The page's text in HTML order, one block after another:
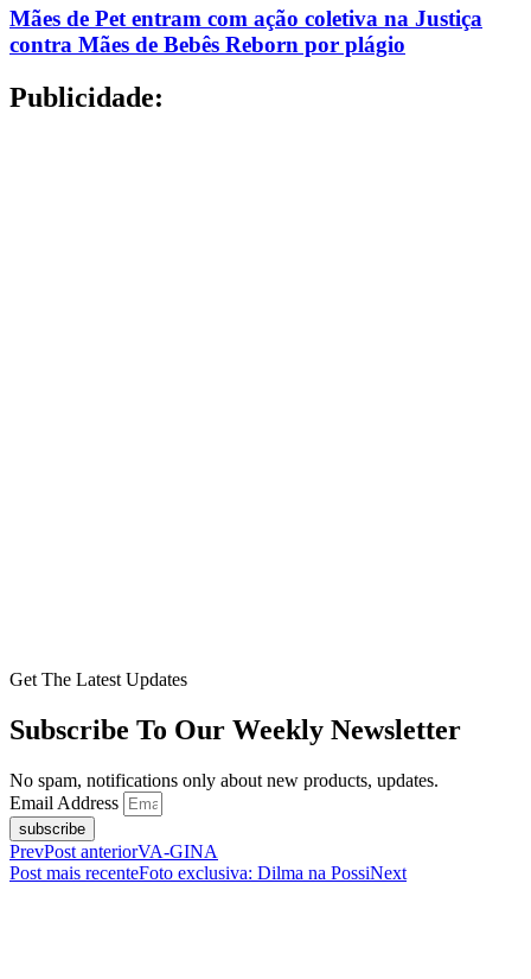
Mães de Pet entram com ação coletiva na Justiça
contra Mães de Bebês Reborn por plágio
Publicidade:
Get The Latest Updates
Subscribe To Our Weekly Newsletter
No spam, notifications only about new products, updates.
Email Address
subscribe
PrevPost anteriorVA-GINA
Post mais recenteFoto exclusiva: Dilma na PossiNext